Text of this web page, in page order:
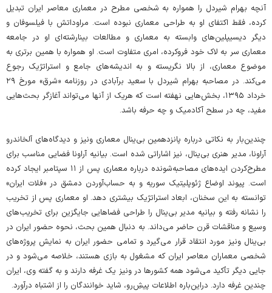
آنچه بهرام شیردل را همواره به شخصی مطرح در معماری معاصر ایران تبدیل
کرده، فقط اکتفای او به طراحی معماری نبوده است. مراوداتش با فیلسوفان و
دیگر دیسیپلین‌های وابسته به معماری و مطالعات بینارشته‌ای او در جامعه
معماری سر به لاک خود فروکرده، امری متفاوت است. او همواره با همین برتری به
موضوع معماری، از بالا نگریسته و به اندیشه‌های جامع و استراتژیک رجوع
می‌کند. در مصاحبه بهرام شیردل با سعید برآبادی در روزنامه «شرق» مورخ ۲۹
خرداد ۱۳۹۵، بخش‌هایی نهفته است که هریک از آنها می‌تواند آغازگر بحث‌هایی
مفید، چه در سطح آکادمیک و چه حرفه باشد.
چندین‌بار به نکاتی درباره پانزدهمین بی‌ینال معماری ونیز و دیدگاه‌های آلخاندرو
آراونا، مدیر هنری بی‌ینال، نیز اشاراتی شده است. بیانیه آراونا فضایی مناسب برای
مطرح‌کردن ایده‌های مصاحبه‌شونده درباره معماری پس از ۱۱ سپتامبر ایجاد کرده
است. پیوند اوضاع ژئوپلیتیک سوریه و به حساب‌آوردن دمشق در «فلات ایران»
توانسته به این سخنان، ابعاد استراتژیک بیشتری دهد. او معماری پس از تخریب
را نشانه رفته و بیانیه مدیر بی‌ینال را طراحی فضاهایی جایگزین برای تخریب‌های
وسیع و مناقشات قرن حاضر می‌داند. به دنبال همین بحث، نحوه حضور ایران در
بی‌ینال ونیز مورد انتقاد قرار می‌گیرد و تمامی حضور ایران به نمایش پروژه‌های
شخصی معماران معاصر ایران که مشغول به بازی هستند، خلاصه می‌شود و در
جایی دیگر تأکید می‌شود همه کشورها در ونیز یک غرفه دارند و به گفته وی، ایران
چندین غرفه دارد. دراین‌باره اطلاعات پیش‌ِرو، شاید خوانندگان را از اشتباه درآورد.